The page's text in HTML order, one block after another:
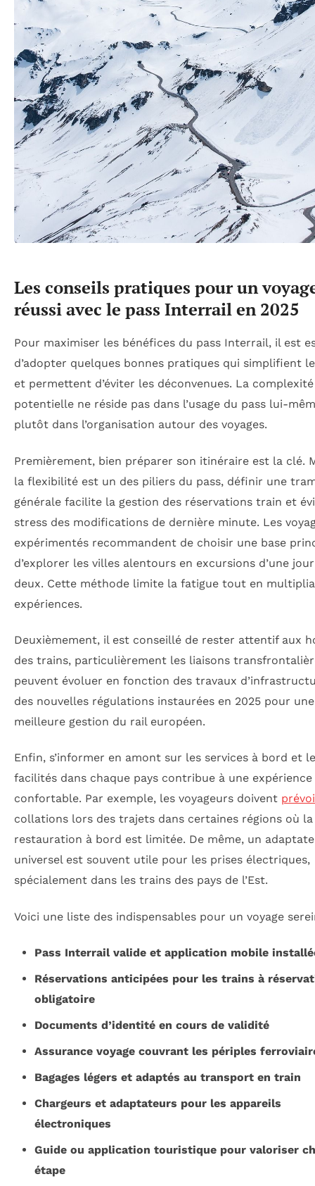
Les conseils pratiques pour un
réussi avec le pass Interrail en 2025
Pour maximiser les bénéfices du pass Interrail, il est
d’adopter quelques bonnes pratiques qui simplifient
et permettent d’éviter les déconvenues. La complexité
potentielle ne réside pas dans l’usage du pass lui-
plutôt dans l’organisation autour des voyages.
Premièrement, bien préparer son itinéraire est la clé.
la flexibilité est un des piliers du pass, définir une
générale facilite la gestion des réservations train et
stress des modifications de dernière minute. Les
expérimentés recommandent de choisir une base
d’explorer les villes alentours en excursions d’une
deux. Cette méthode limite la fatigue tout en
expériences.
Deuxièmement, il est conseillé de rester attentif aux
des trains, particulièrement les liaisons
peuvent évoluer en fonction des travaux
des nouvelles régulations instaurées en 2025 pour une
meilleure gestion du rail européen.
Enfin, s’informer en amont sur les services à bord et
facilités dans chaque pays contribue à une expérience
confortable. Par exemple, les voyageurs doivent
collations lors des trajets dans certaines régions où la
restauration à bord est limitée. De même, un
universel est souvent utile pour les prises électriques,
spécialement dans les trains des pays de l’Est.
Voici une liste des indispensables pour un voyage
Pass Interrail valide et application mobile
Réservations anticipées pour les trains à
obligatoire
Documents d’identité en cours de validité
Assurance voyage couvrant les périples
Bagages légers et adaptés au transport en train
Chargeurs et adaptateurs pour les appareils
électroniques
Guide ou application touristique pour valoriser
étape